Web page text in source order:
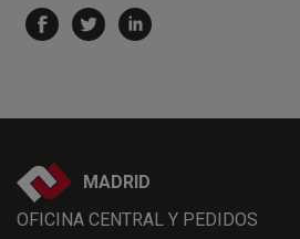
MADRID
OFICINA CENTRAL Y PEDIDOS